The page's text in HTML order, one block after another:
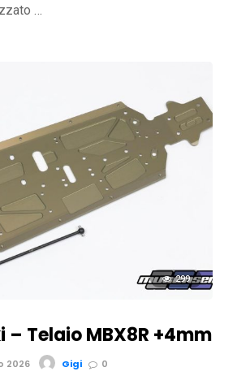
…
299
– Telaio MBX8R +4mm
2026 Gigi 0